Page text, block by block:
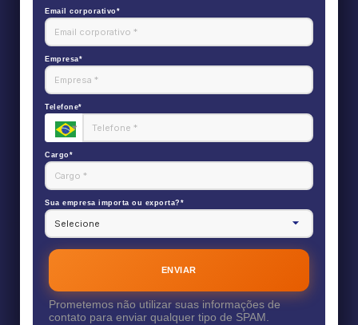
Email corporativo*
Empresa*
Telefone*
Cargo*
Sua empresa importa ou exporta?*
ENVIAR
Prometemos não utilizar suas informações de
contato para enviar qualquer tipo de SPAM.